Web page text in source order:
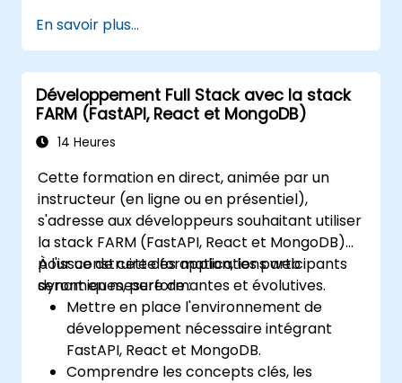
En savoir plus...
Développement Full Stack avec la stack
FARM (FastAPI, React et MongoDB)
14 Heures
Cette formation en direct, animée par un
instructeur (en ligne ou en présentiel),
s'adresse aux développeurs souhaitant utiliser
la stack FARM (FastAPI, React et MongoDB)
pour construire des applications web
dynamiques, performantes et évolutives.
À l'issue de cette formation, les participants
seront en mesure de :
Mettre en place l'environnement de
développement nécessaire intégrant
FastAPI, React et MongoDB.
Comprendre les concepts clés, les